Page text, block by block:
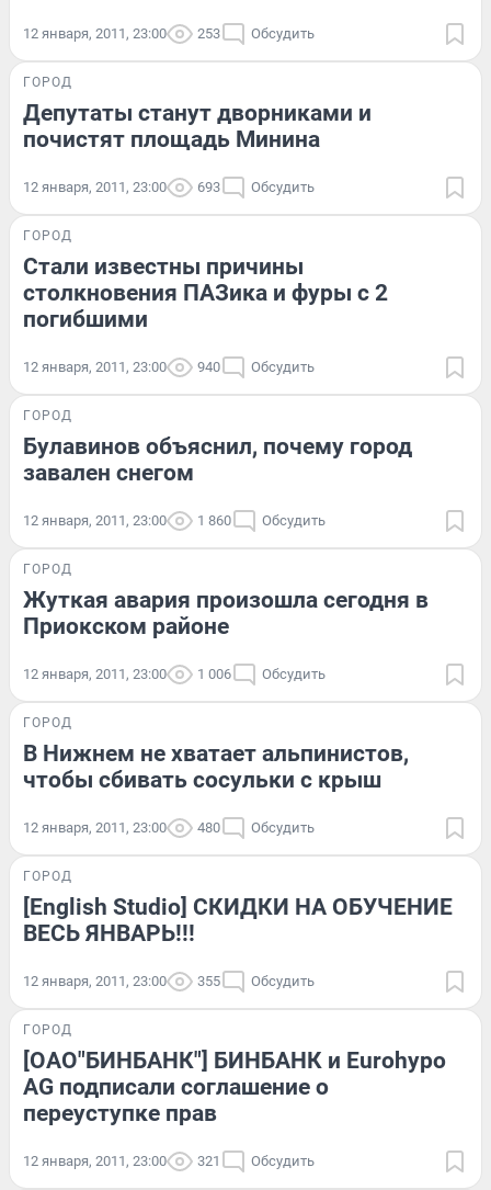
12 января, 2011, 23:00 253 Обсудить
ГОРОД
Депутаты станут дворниками и
почистят площадь Минина
12 января, 2011, 23:00 693 Обсудить
ГОРОД
Стали известны причины
столкновения ПАЗика и фуры с 2
погибшими
12 января, 2011, 23:00 940 Обсудить
ГОРОД
Булавинов объяснил, почему город
завален снегом
12 января, 2011, 23:00 1 860 Обсудить
ГОРОД
Жуткая авария произошла сегодня в
Приокском районе
12 января, 2011, 23:00 1 006 Обсудить
ГОРОД
В Нижнем не хватает альпинистов,
чтобы сбивать сосульки с крыш
12 января, 2011, 23:00 480 Обсудить
ГОРОД
[English Studio] СКИДКИ НА ОБУЧЕНИЕ
ВЕСЬ ЯНВАРЬ!!!
12 января, 2011, 23:00 355 Обсудить
ГОРОД
[ОАО"БИНБАНК"] БИНБАНК и Eurohypo
AG подписали соглашение о
переуступке прав
12 января, 2011, 23:00 321 Обсудить